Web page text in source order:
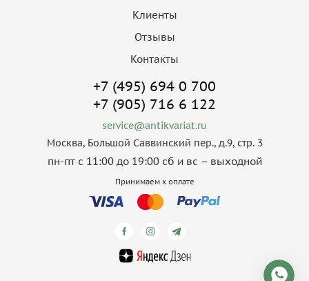
Клиенты
Отзывы
Контакты
+7 (495) 694 0 700
+7 (905) 716 6 122
service@antikvariat.ru
Москва, Большой Саввинский пер., д.9, стр. 3
пн-пт с 11:00 до 19:00 сб и вс – выходной
Принимаем к оплате